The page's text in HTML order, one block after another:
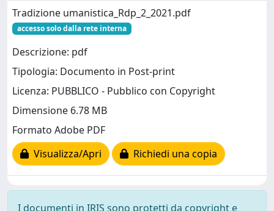
Tradizione umanistica_Rdp_2_2021.pdf
accesso solo dalla rete interna
Descrizione: pdf
Tipologia: Documento in Post-print
Licenza: PUBBLICO - Pubblico con Copyright
Dimensione 6.78 MB
Formato Adobe PDF
Visualizza/Apri
Richiedi una copia
I documenti in IRIS sono protetti da copyright e